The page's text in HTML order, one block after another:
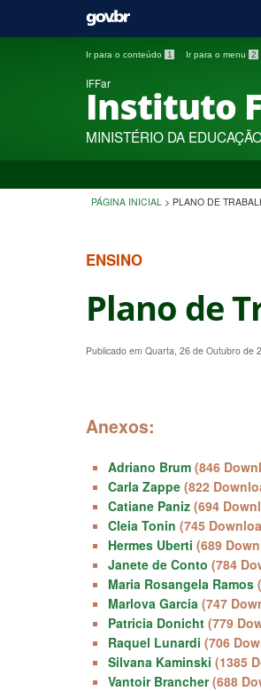
Ir para o conteúdo 1 Ir para o menu 2
IFFar
Instituto
MINISTÉRIO DA
PÁGINA INICIAL > PLANO DE
ENSINO
Plano de
Publicado em Quarta, 26 de Outubro de
Anexos:
Adriano Brum (846
Carla Zappe (822
Catiane Paniz (694
Cleia Tonin (745
Hermes Uberti (689
Janete de Conto (784
Maria Rosangela Ramos
Marlova Garcia (747
Patricia Donicht (779
Raquel Lunardi (706
Silvana Kaminski (1385
Vantoir Brancher (688